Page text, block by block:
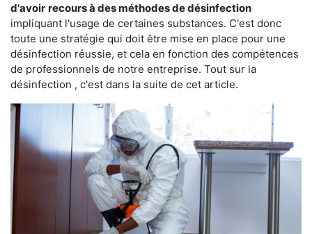
d'avoir recours à des méthodes de désinfection
impliquant l'usage de certaines substances. C'est donc
toute une stratégie qui doit être mise en place pour une
désinfection réussie, et cela en fonction des compétences
de professionnels de notre entreprise. Tout sur la
désinfection , c'est dans la suite de cet article.